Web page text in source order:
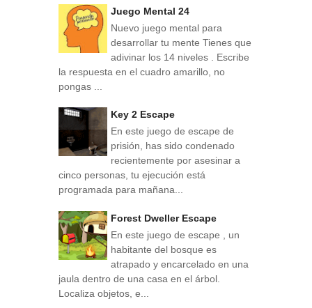
Juego Mental 24
Nuevo juego mental para
desarrollar tu mente Tienes que
adivinar los 14 niveles . Escribe
la respuesta en el cuadro amarillo, no
pongas ...
Key 2 Escape
En este juego de escape de
prisión, has sido condenado
recientemente por asesinar a
cinco personas, tu ejecución está
programada para mañana...
Forest Dweller Escape
En este juego de escape , un
habitante del bosque es
atrapado y encarcelado en una
jaula dentro de una casa en el árbol.
Localiza objetos, e...